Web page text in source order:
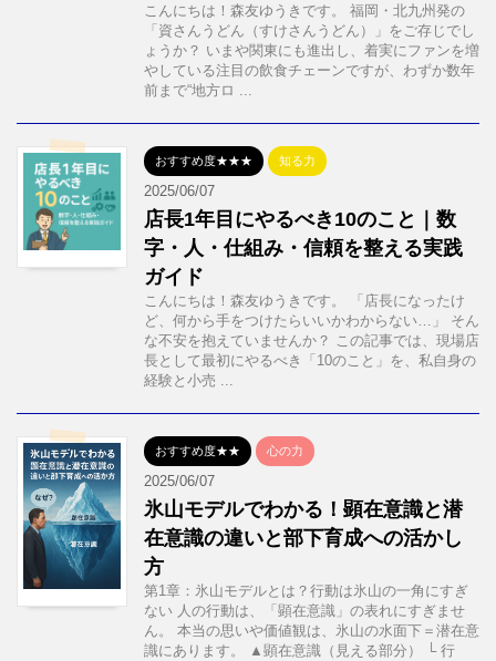
こんにちは！森友ゆうきです。 福岡・北九州発の
「資さんうどん（すけさんうどん）」をご存じでし
ょうか？ いまや関東にも進出し、着実にファンを増
やしている注目の飲食チェーンですが、わずか数年
前まで“地方ロ ...
おすすめ度★★★ 知る力
2025/06/07
店長1年目にやるべき10のこと｜数
字・人・仕組み・信頼を整える実践
ガイド
こんにちは！森友ゆうきです。 「店長になったけ
ど、何から手をつけたらいいかわからない…」 そん
な不安を抱えていませんか？ この記事では、現場店
長として最初にやるべき「10のこと」を、私自身の
経験と小売 ...
おすすめ度★★ 心の力
2025/06/07
氷山モデルでわかる！顕在意識と潜
在意識の違いと部下育成への活かし
方
第1章：氷山モデルとは？行動は氷山の一角にすぎ
ない 人の行動は、「顕在意識」の表れにすぎませ
ん。 本当の思いや価値観は、氷山の水面下＝潜在意
識にあります。 ▲顕在意識（見える部分） └ 行